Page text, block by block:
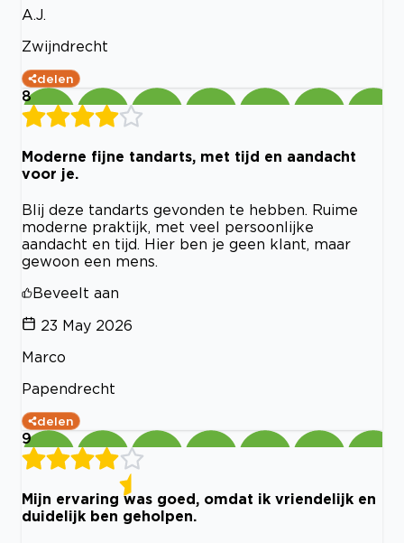
A.J.
Zwijndrecht
delen
8
Moderne fijne tandarts, met tijd en aandacht
voor je.
Blij deze tandarts gevonden te hebben. Ruime
moderne praktijk, met veel persoonlijke
aandacht en tijd. Hier ben je geen klant, maar
gewoon een mens.
Beveelt aan
23 May 2026
Marco
Papendrecht
delen
9
Mijn ervaring was goed, omdat ik vriendelijk en
duidelijk ben geholpen.